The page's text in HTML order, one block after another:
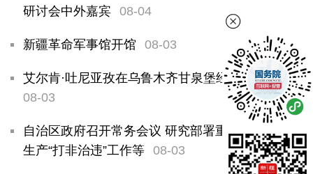
研讨会中外嘉宾 08-04
新疆革命军事馆开馆 08-03
艾尔肯·吐尼亚孜在乌鲁木齐甘泉堡经开区调研
08-03
自治区政府召开常务会议 研究部署重点领域安全
生产“打非治违”工作等 08-03